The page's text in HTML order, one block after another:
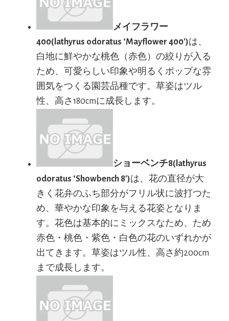
メイフラワー
400(lathyrus odoratus ‘Mayflower 400′)は、
白地に鮮やかな桃色（赤色）の絞りが入る
ため、可愛らしい印象や明るくポップな雰
囲気をつくる園芸品種です。草姿はツル
性、高さ180cmに成長します。
ショーベンチ8(lathyrus
odoratus ‘Showbench 8′)は、花の直径が大
きく花弁のふち部分がフリル状に波打つた
め、華やかな印象を与える花姿となりま
す。花色は基本的にミックスなため、ため
赤色・桃色・紫色・白色の花のいずれかが
出てきます。草姿はツル性、高さ約200cm
まで成長します。